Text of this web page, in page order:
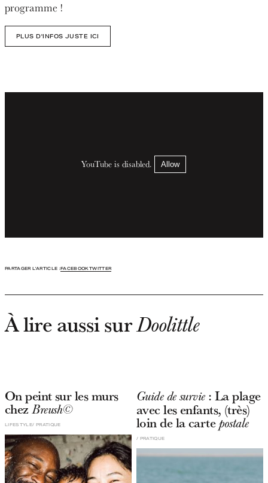
programme !
PLUS D'INFOS JUSTE ICI
YouTube is disabled. Allow
PARTAGER L'ARTICLE :FACEBOOKTWITTER
À lire aussi surDoolittle
On peint sur les murs
chezBreush©
LIFESTYLE PRATIQUE
Guide de survie: La plage
avec les enfants, (très)
loin de la cartepostale
PRATIQUE